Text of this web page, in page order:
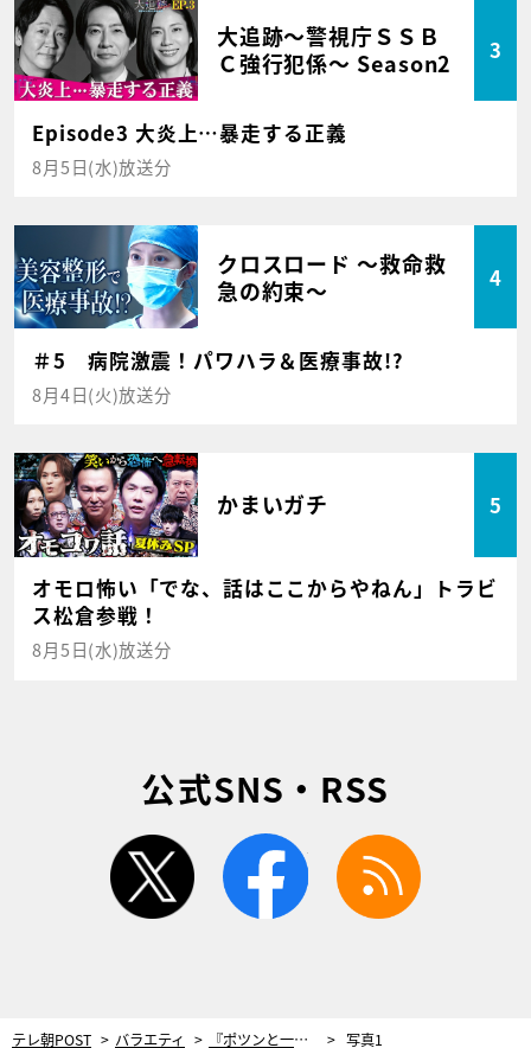
大追跡～警視庁ＳＳＢ
Ｃ強行犯係～ Season2
3
Episode3 大炎上…暴走する正義
8月5日(水)放送分
クロスロード ～救命救
急の約束～
4
＃5 病院激震！パワハラ＆医療事故!?
8月4日(火)放送分
かまいガチ 5
オモロ怖い「でな、話はここからやねん」トラビ
ス松倉参戦！
8月5日(水)放送分
公式SNS・RSS
twitter facebook
テレ朝POST バラエティ 『ポツンと一軒家』難航する捜索の果てに見つけた“廃校の小学校”…二宮和也も驚きの声 写真1